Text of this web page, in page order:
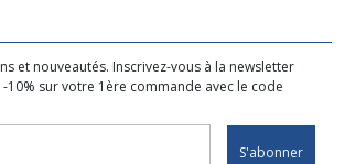
et nouveautés. Inscrivez-vous à la newsletter
10% sur votre 1ère commande avec le code
S'abonner